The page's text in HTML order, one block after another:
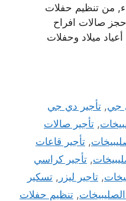
من تنظيم حفلات
صالات افراح
ميلاد وحفلات
جي,تأجير دي جي
, تأجير صالات
, تأجير قاعات
, تأجير كراسي
, تاجير ليزر , تسكير
, تنظيم حفلات